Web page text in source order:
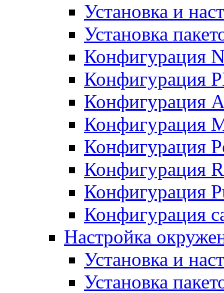
Установка и
Установка
Конфигурация
Конфигурация
Конфигурация
Конфигурация
Конфигурация
Конфигурация
Конфигурация
Конфигурация
Настройка
Установка и
Установка